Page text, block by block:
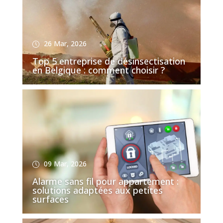
26 Mar, 2026
Top 5 entreprise de désinsectisation
en Belgique : comment choisir ?
09 Mar, 2026
Alarme sans fil pour appartement :
solutions adaptées aux petites
surfaces